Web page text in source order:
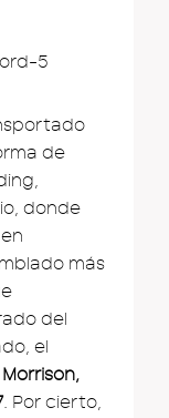
de
donde
más
del
el
. Por cierto,